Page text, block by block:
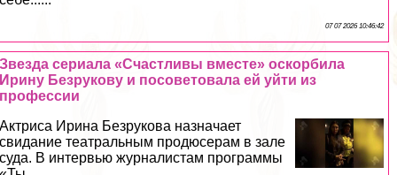
07 07 2026 10:46:42
Звезда сериала «Счастливы вместе» оскорбила
Ирину Безрукову и посоветовала ей уйти из
профессии
Актриса Ирина Безрукова назначает
свидание театральным продюсерам в зале
суда. В интервью журналистам программы